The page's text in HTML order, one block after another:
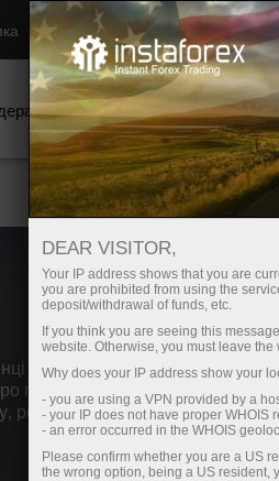
Швидке відкриття
Початківцям
ми постаралися
партнерську
реєстрацію,
DEAR VISITOR,
Your IP address shows that you are
you are prohibited from using the
deposit/withdrawal of funds, etc.
If you think you are seeing this
website. Otherwise, you must leave
Why does your IP address show your
- you are using a VPN provided by a
- your IP does not have proper WHOIS
- an error occurred in the WHOIS
Please confirm whether you are a US
the wrong option, being a US resident,